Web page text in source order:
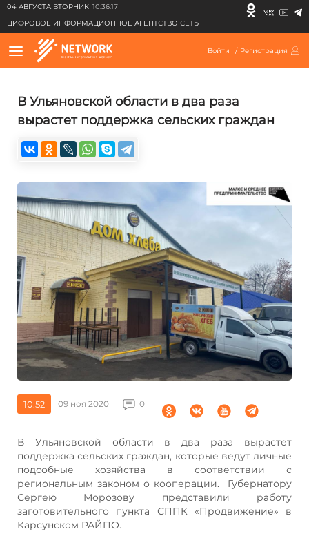
04 АВГУСТА ВТОРНИК 10:36:17
ЦИФРОВОЕ ИНФОРМАЦИОННОЕ АГЕНТСТВО СЕТЬ
Войти / Регистрация
В Ульяновской области в два раза
вырастет поддержка сельских граждан
10:52 09 ноя 2020 0
В Ульяновской области в два раза вырастет
поддержка сельских граждан, которые ведут личные
подсобные хозяйства в соответствии с
региональным законом о кооперации. Губернатору
Сергею Морозову представили работу
заготовительного пункта СППК «Продвижение» в
Карсунском РАЙПО.